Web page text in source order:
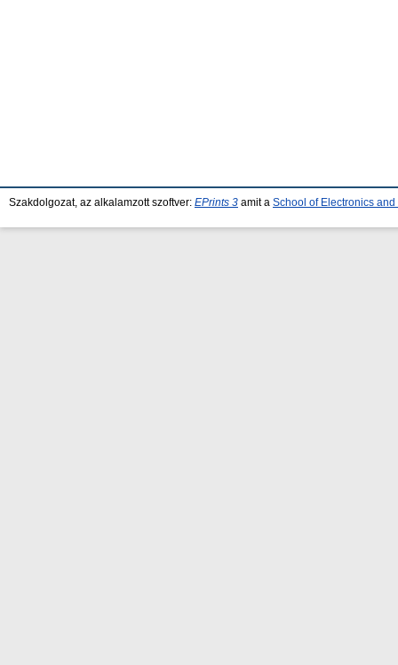
Szakdolgozat, az alkalamzott szoftver: EPrints 3 amit a School of Electronics